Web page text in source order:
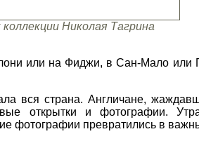
Николая Тагрина
или на Фиджи, в Сан-Мало или
вся страна. Англичане,
открытки и фотографии.
фотографии превратились в